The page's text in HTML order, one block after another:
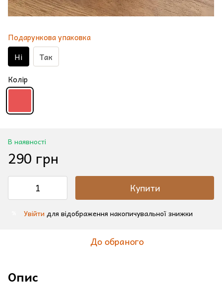
Подарункова упаковка
Ні Так
Колір
В наявності
290 грн
Купити
Увійти для відображення накопичувальної знижки
До обраного
Опис